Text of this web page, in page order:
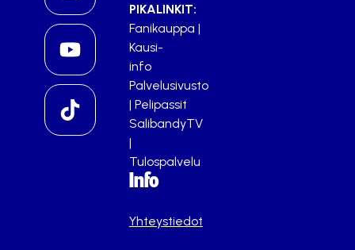
PIKALINKIT:
Fanikauppa |
Kausi-
info
Palvelusivusto
| Pelipassit
SalibandyTV
|
Tulospalvelu
Info
Yhteystiedot